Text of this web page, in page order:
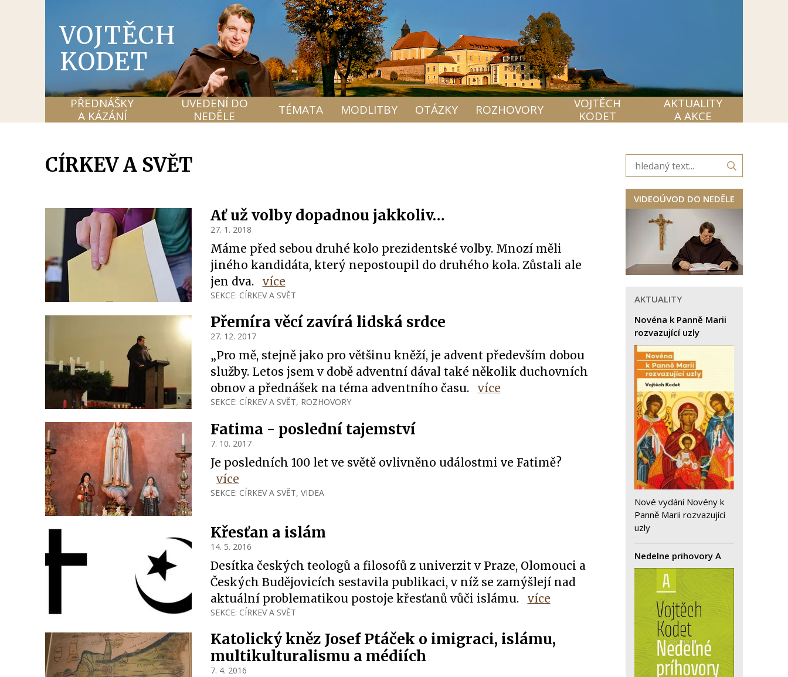
VOJTĚCH
KODET
PŘEDNÁŠKY
A KÁZÁNÍ
UVEDENÍ DO
NEDĚLE
TÉMATA MODLITBY OTÁZKY ROZHOVORY
VOJTĚCH
KODET
AKTUALITY
A AKCE
CÍRKEV A SVĚT
Ať už volby dopadnou jakkoliv…
27. 1. 2018
Máme před sebou druhé kolo prezidentské volby. Mnozí měli
jiného kandidáta, který nepostoupil do druhého kola. Zůstali ale
jen dva.
více
SEKCE: CÍRKEV A SVĚT
Přemíra věcí zavírá lidská srdce
27. 12. 2017
„Pro mě, stejně jako pro většinu kněží, je advent především dobou
služby. Letos jsem v době adventní dával také několik duchovních
obnov a přednášek na téma adventního času.
více
SEKCE: CÍRKEV A SVĚT, ROZHOVORY
Fatima - poslední tajemství
7. 10. 2017
Je posledních 100 let ve světě ovlivněno událostmi ve Fatimě?
více
SEKCE: CÍRKEV A SVĚT, VIDEA
Křesťan a islám
14. 5. 2016
Desítka českých teologů a filosofů z univerzit v Praze, Olomouci a
Českých Budějovicích sestavila publikaci, v níž se zamýšlejí nad
aktuální problematikou postoje křesťanů vůči islámu.
více
SEKCE: CÍRKEV A SVĚT
Katolický kněz Josef Ptáček o imigraci, islámu,
multikulturalismu a médiích
7. 4. 2016
VIDEOÚVOD DO NEDĚLE
AKTUALITY
Novéna k Panně Marii
rozvazující uzly
Nové vydání Novény k
Panně Marii rozvazující
uzly
Nedelne prihovory A